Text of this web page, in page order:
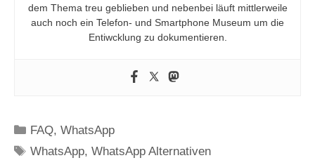
dem Thema treu geblieben und nebenbei läuft mittlerweile
auch noch ein Telefon- und Smartphone Museum um die
Entiwcklung zu dokumentieren.
Kategorien
FAQ,WhatsApp
Schlagwörter
WhatsApp,WhatsApp Alternativen